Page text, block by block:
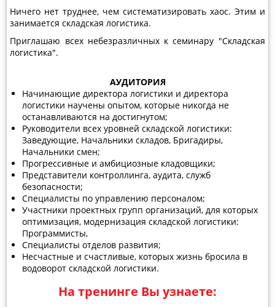
Ничего нет труднее, чем систематизировать хаос. Этим и
занимается складская логистика.
Приглашаю всех небезразличных к семинару "Складская
логистика".
АУДИТОРИЯ
Начинающие директора логистики и директора
логистики научены опытом, которые никогда не
останавливаются на достигнутом;
Руководители всех уровней складской логистики:
Заведующие, Начальники складов, Бригадиры,
Начальники смен;
Прогрессивные и амбициозные кладовщики;
Представители контроллинга, аудита, служб
безопасности;
Специалисты по управлению персоналом;
Участники проектных групп организаций, для которых
оптимизация, модернизация складской логистики:
Программисты,
Специалисты отделов развития;
Несчастные и счастливые, которых жизнь бросила в
водоворот складской логистики.
На тренинге Вы узнаете: